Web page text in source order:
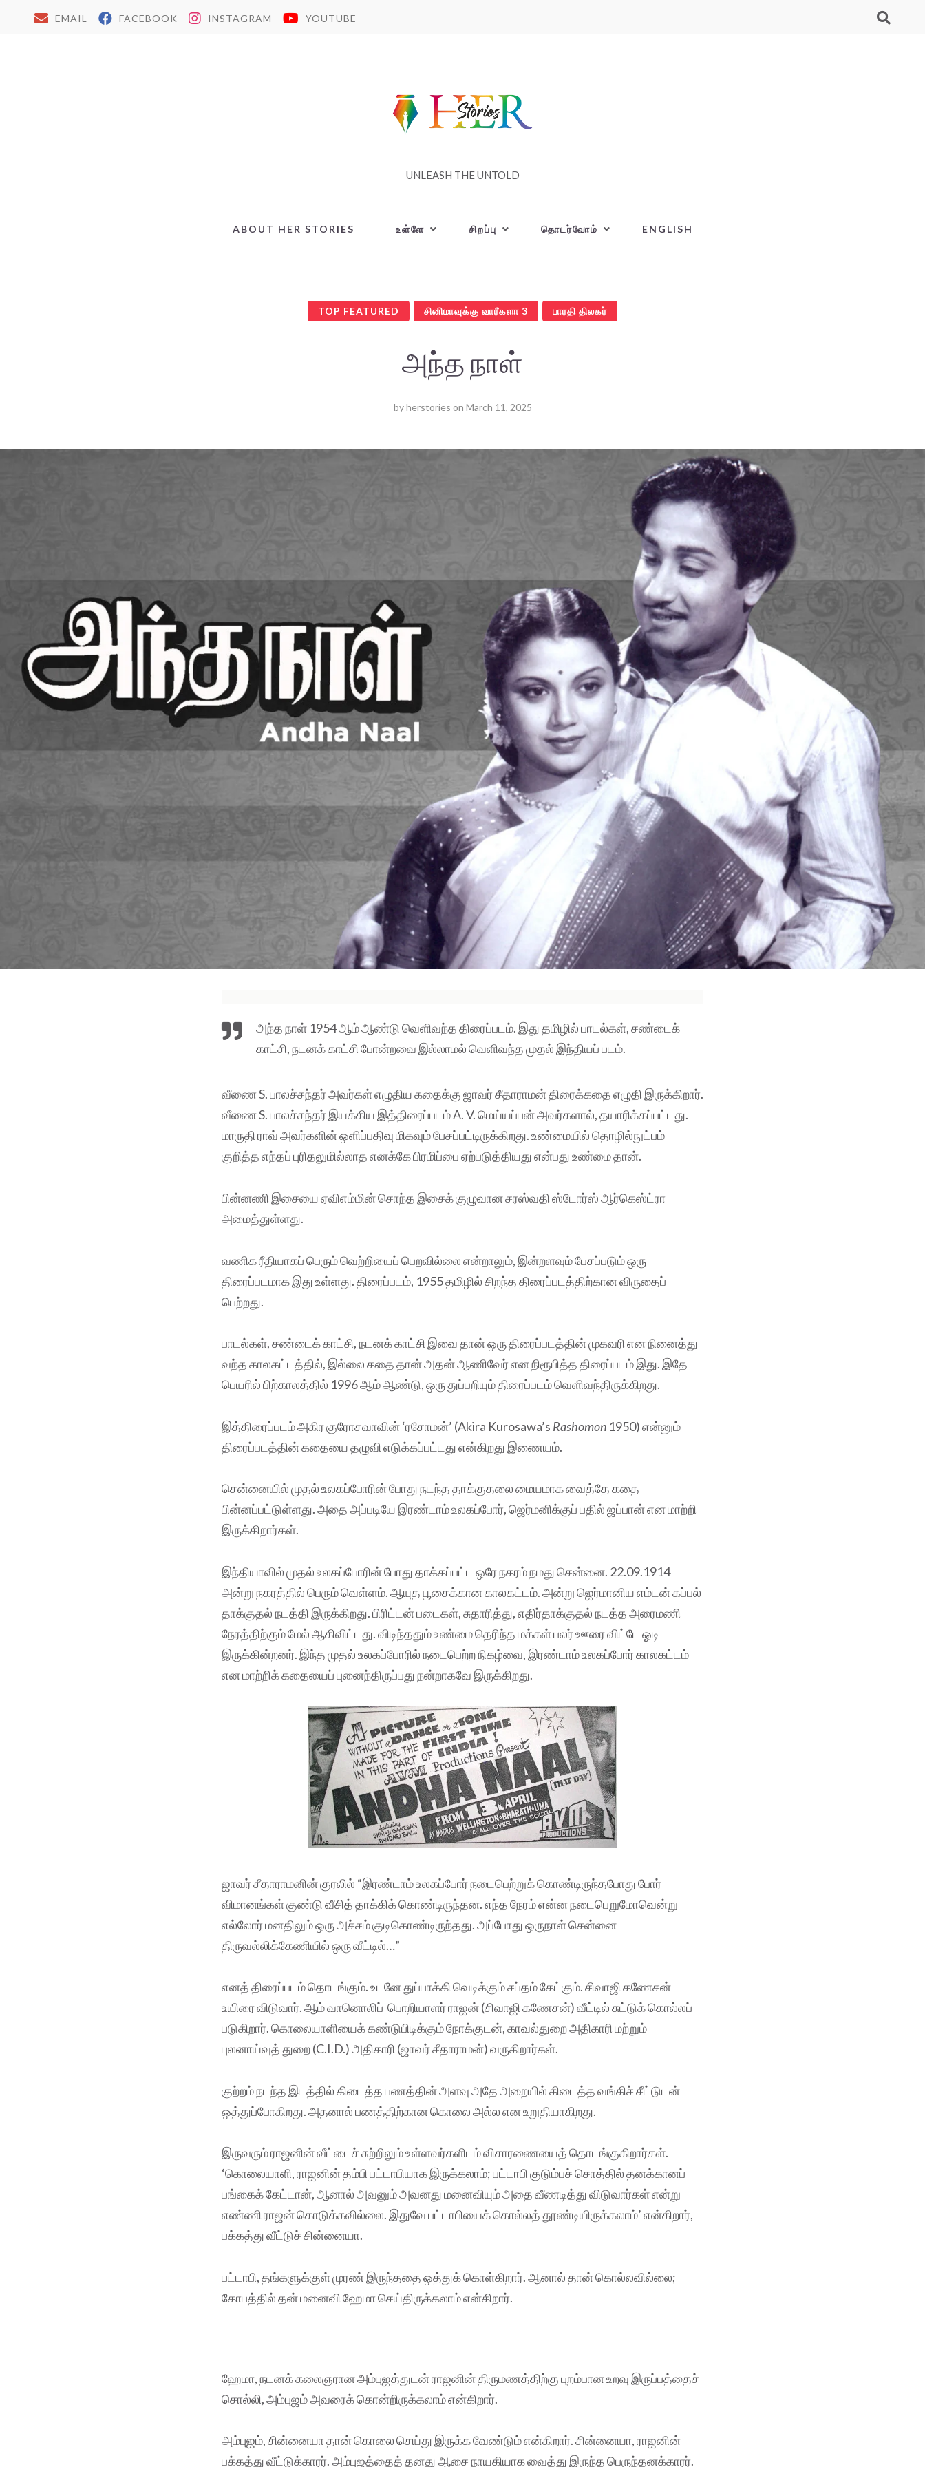
EMAIL FACEBOOK INSTAGRAM YOUTUBE
UNLEASH THE UNTOLD
ABOUT HER STORIES உள்ளே சிறப்பு தொடர்வோம் ENGLISH
TOP FEATURED சினிமாவுக்கு வாரீகளா 3 பாரதி திலகர்
அந்த நாள்
byherstories on March 11, 2025
அந்த நாள் 1954 ஆம் ஆண்டு வெளிவந்த திரைப்படம். இது தமிழில் பாடல்கள், சண்டைக்
காட்சி, நடனக் காட்சி போன்றவை இல்லாமல் வெளிவந்த முதல் இந்தியப் படம்.
வீணை S. பாலச்சந்தர் அவர்கள் எழுதிய கதைக்கு ஜாவர் சீதாராமன் திரைக்கதை எழுதி இருக்கிறார்.
வீணை S. பாலச்சந்தர் இயக்கிய இத்திரைப்படம் A. V. மெய்யப்பன் அவர்களால், தயாரிக்கப்பட்டது.
மாருதி ராவ் அவர்களின் ஒளிப்பதிவு மிகவும் பேசப்பட்டிருக்கிறது. உண்மையில் தொழில்நுட்பம்
குறித்த எந்தப் புரிதலுமில்லாத எனக்கே பிரமிப்பை ஏற்படுத்தியது என்பது உண்மை தான்.
பின்னணி இசையை ஏவிஎம்மின் சொந்த இசைக் குழுவான சரஸ்வதி ஸ்டோர்ஸ் ஆர்கெஸ்ட்ரா
அமைத்துள்ளது.
வணிக ரீதியாகப் பெரும் வெற்றியைப் பெறவில்லை என்றாலும், இன்றளவும் பேசப்படும் ஒரு
திரைப்படமாக இது உள்ளது. திரைப்படம், 1955 தமிழில் சிறந்த திரைப்படத்திற்கான விருதைப்
பெற்றது.
பாடல்கள், சண்டைக் காட்சி, நடனக் காட்சி இவை தான் ஒரு திரைப்படத்தின் முகவரி என நினைத்து
வந்த காலகட்டத்தில், இல்லை கதை தான் அதன் ஆணிவேர் என நிரூபித்த திரைப்படம் இது. இதே
பெயரில் பிற்காலத்தில் 1996 ஆம் ஆண்டு, ஒரு துப்பறியும் திரைப்படம் வெளிவந்திருக்கிறது.
இத்திரைப்படம் அகிர குரோசவாவின் ‘ரசோமன்’ (Akira Kurosawa’s Rashomon 1950) என்னும்
திரைப்படத்தின் கதையை தழுவி எடுக்கப்பட்டது என்கிறது இணையம்.
சென்னையில் முதல் உலகப்போரின் போது நடந்த தாக்குதலை மையமாக வைத்தே கதை
பின்னப்பட்டுள்ளது. அதை அப்படியே இரண்டாம் உலகப்போர், ஜெர்மனிக்குப் பதில் ஜப்பான் என மாற்றி
இருக்கிறார்கள்.
இந்தியாவில் முதல் உலகப்போரின் போது தாக்கப்பட்ட ஒரே நகரம் நமது சென்னை. 22.09.1914
அன்று நகரத்தில் பெரும் வெள்ளம். ஆயுத பூசைக்கான காலகட்டம். அன்று ஜெர்மானிய எம்டன் கப்பல்
தாக்குதல் நடத்தி இருக்கிறது. பிரிட்டன் படைகள், சுதாரித்து, எதிர்தாக்குதல் நடத்த அரைமணி
நேரத்திற்கும் மேல் ஆகிவிட்டது. விடிந்ததும் உண்மை தெரிந்த மக்கள் பலர் ஊரை விட்டே ஓடி
இருக்கின்றனர். இந்த முதல் உலகப்போரில் நடைபெற்ற நிகழ்வை, இரண்டாம் உலகப்போர் காலகட்டம்
என மாற்றிக் கதையைப் புனைந்திருப்பது நன்றாகவே இருக்கிறது.
ஜாவர் சீதாராமனின் குரலில் “இரண்டாம் உலகப்போர் நடைபெற்றுக் கொண்டிருந்தபோது போர்
விமானங்கள் குண்டு வீசித் தாக்கிக் கொண்டிருந்தன. எந்த நேரம் என்ன நடைபெறுமோவென்று
எல்லோர் மனதிலும் ஒரு அச்சம் குடிகொண்டிருந்தது. அப்போது ஒருநாள் சென்னை
திருவல்லிக்கேணியில் ஒரு வீட்டில்…”
எனத் திரைப்படம் தொடங்கும். உடனே துப்பாக்கி வெடிக்கும் சப்தம் கேட்கும். சிவாஜி கணேசன்
உயிரை விடுவார். ஆம் வானொலிப் பொறியாளர் ராஜன் (சிவாஜி கணேசன்) வீட்டில் சுட்டுக் கொல்லப்
படுகிறார். கொலையாளியைக் கண்டுபிடிக்கும் நோக்குடன், காவல்துறை அதிகாரி மற்றும்
புலனாய்வுத் துறை (C.I.D.) அதிகாரி (ஜாவர் சீதாராமன்) வருகிறார்கள்.
குற்றம் நடந்த இடத்தில் கிடைத்த பணத்தின் அளவு அதே அறையில் கிடைத்த வங்கிச் சீட்டுடன்
ஒத்துப்போகிறது. அதனால் பணத்திற்கான கொலை அல்ல என உறுதியாகிறது.
இருவரும் ராஜனின் வீட்டைச் சுற்றிலும் உள்ளவர்களிடம் விசாரணையைத் தொடங்குகிறார்கள்.
‘கொலையாளி, ராஜனின் தம்பி பட்டாபியாக இருக்கலாம்; பட்டாபி குடும்பச் சொத்தில் தனக்கானப்
பங்கைக் கேட்டான், ஆனால் அவனும் அவனது மனைவியும் அதை வீணடித்து விடுவார்கள் என்று
எண்ணி ராஜன் கொடுக்கவில்லை. இதுவே பட்டாபியைக் கொல்லத் தூண்டியிருக்கலாம்’ என்கிறார்,
பக்கத்து வீட்டுச் சின்னையா.
பட்டாபி, தங்களுக்குள் முரண் இருந்ததை ஒத்துக் கொள்கிறார். ஆனால் தான் கொல்லவில்லை;
கோபத்தில் தன் மனைவி ஹேமா செய்திருக்கலாம் என்கிறார்.
ஹேமா, நடனக் கலைஞரான அம்புஜத்துடன் ராஜனின் திருமணத்திற்கு புறம்பான உறவு இருப்பத்தைச்
சொல்லி, அம்புஜம் அவரைக் கொன்றிருக்கலாம் என்கிறார்.
அம்புஜம், சின்னையா தான் கொலை செய்து இருக்க வேண்டும் என்கிறார். சின்னையா, ராஜனின்
பக்கத்து வீட்டுக்காரர். அம்புஜத்தைத் தனது ஆசை நாயகியாக வைத்து இருந்த பெருந்தனக்காரர்.